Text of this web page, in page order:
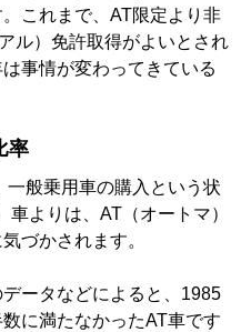
これまで、AT限定より非
ル）免許取得がよいとされ
事情が変わってきている
率
般乗用車の購入という状
よりは、AT（オートマ）
づかされます。
ータなどによると、1985
に満たなかったAT車です